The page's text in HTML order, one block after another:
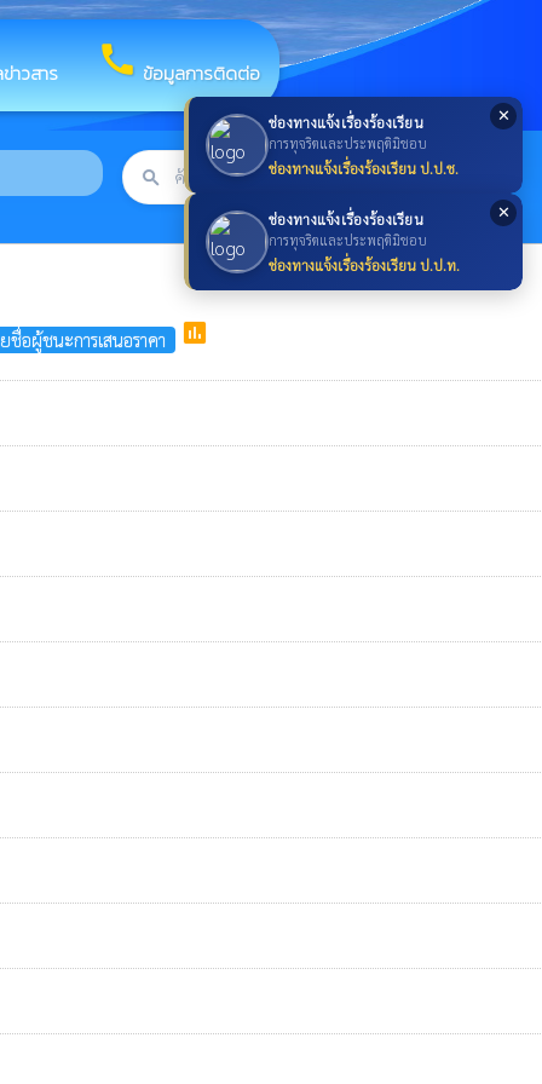
✕
ช่องทางแจ้งเรื่องร้องเรียน
การทุจริตและประพฤติมิชอบ
ช่องทางแจ้งเรื่องร้องเรียน ป.ป.ช.
✕
ช่องทางแจ้งเรื่องร้องเรียน
การทุจริตและประพฤติมิชอบ
ช่องทางแจ้งเรื่องร้องเรียน ป.ป.ท.
าวสาร callข้อมูลการติดต่อ
search searchค้นหา
ชื่อผู้ชนะการเสนอราคา poll